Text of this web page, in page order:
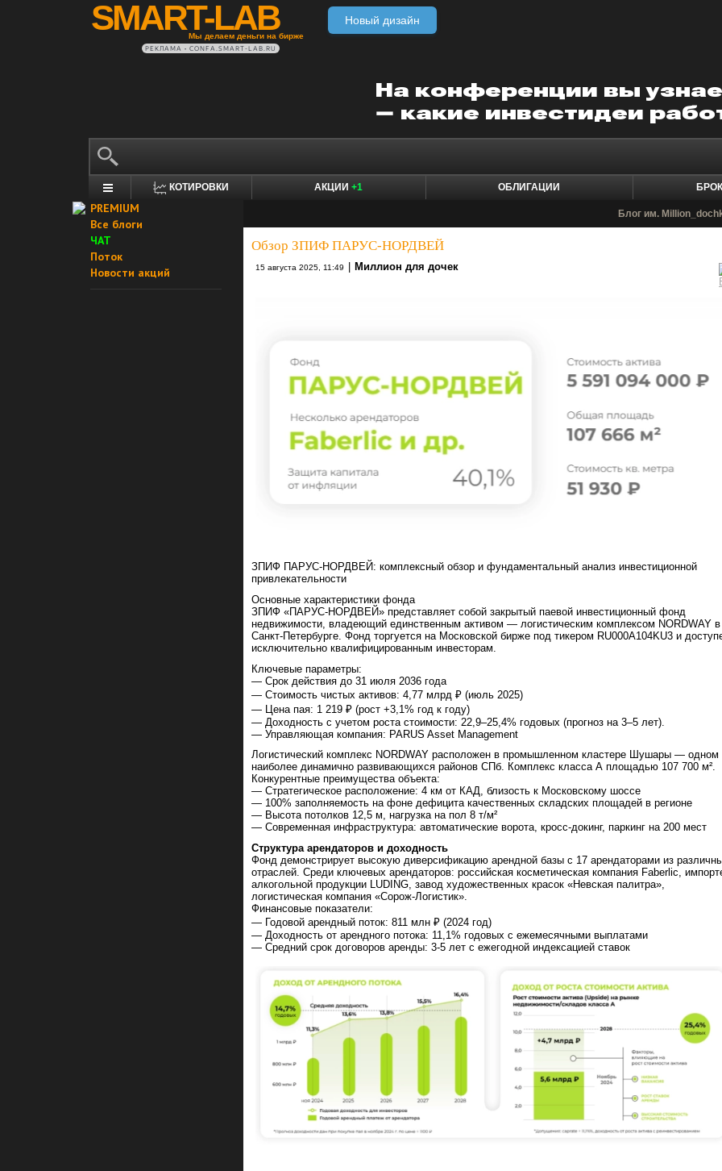
SMART-LAB
Мы делаем деньги на бирже
Новый дизайн
РЕКЛАМА • CONFA.SMART-LAB.RU
КОТИРОВКИ АКЦИИ +1 ОБЛИГАЦИИ
PREMIUM
Все блоги
ЧАТ
Поток
Новости акций
Блог им.
Обзор ЗПИФ ПАРУС-НОРДВЕЙ
15 августа 2025, 11:49 Миллион для дочек
ЗПИФ ПАРУС-НОРДВЕЙ: комплексный обзор и фундаментальный анализ инвестиционной
привлекательности
Основные характеристики фонда
ЗПИФ «ПАРУС-НОРДВЕЙ» представляет собой закрытый паевой инвестиционный фонд
недвижимости, владеющий единственным активом — логистическим комплексом NORDWAY в
Санкт-Петербурге. Фонд торгуется на Московской бирже под тикером RU000A104KU3 и
исключительно квалифицированным инвесторам.
Ключевые параметры:
— Срок действия до 31 июля 2036 года
— Стоимость чистых активов: 4,77 млрд ₽ (июль 2025)
— Цена пая: 1 219 ₽ (рост +3,1% год к году)
— Доходность с учетом роста стоимости: 22,9–25,4% годовых (прогноз на 3–5 лет).
— Управляющая компания: PARUS Asset Management
Логистический комплекс NORDWAY расположен в промышленном кластере Шушары — одном
наиболее динамично развивающихся районов СПб. Комплекс класса А площадью 107 700 м².
Конкурентные преимущества объекта:
— Стратегическое расположение: 4 км от КАД, близость к Московскому шоссе
— 100% заполняемость на фоне дефицита качественных складских площадей в регионе
— Высота потолков 12,5 м, нагрузка на пол 8 т/м²
— Современная инфраструктура: автоматические ворота, кросс-докинг, паркинг на 200 мест
Структура арендаторов и доходность
Фонд демонстрирует высокую диверсификацию арендной базы с 17 арендаторами из
отраслей. Среди ключевых арендаторов: российская косметическая компания Faberlic,
алкогольной продукции LUDING, завод художественных красок «Невская палитра»,
логистическая компания «Сорож-Логистик».
Финансовые показатели:
— Годовой арендный поток: 811 млн ₽ (2024 год)
— Доходность от арендного потока: 11,1% годовых с ежемесячными выплатами
— Средний срок договоров аренды: 3-5 лет с ежегодной индексацией ставок